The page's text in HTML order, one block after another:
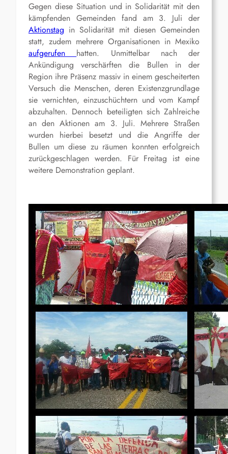
Gegen diese Situation und in Solidarität mit den
kämpfenden Gemeinden fand am 3. Juli der
Aktionstag in Solidarität mit diesen Gemeinden
statt, zudem mehrere Organisationen in Mexiko
aufgerufen hatten. Unmittelbar nach der
Ankündigung verschärften die Bullen in der
Region ihre Präsenz massiv in einem gescheiterten
Versuch die Menschen, deren Existenzgrundlage
sie vernichten, einzuschüchtern und vom Kampf
abzuhalten. Dennoch beteiligten sich Zahlreiche
an den Aktionen am 3. Juli. Mehrere Straßen
wurden hierbei besetzt und die Angriffe der
Bullen um diese zu räumen konnten erfolgreich
zurückgeschlagen werden. Für Freitag ist eine
weitere Demonstration geplant.